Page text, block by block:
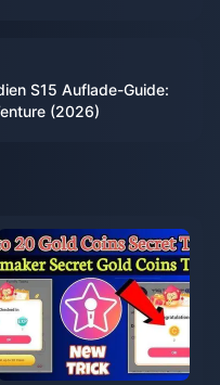
S15 Auflade-Guide:
(2026)